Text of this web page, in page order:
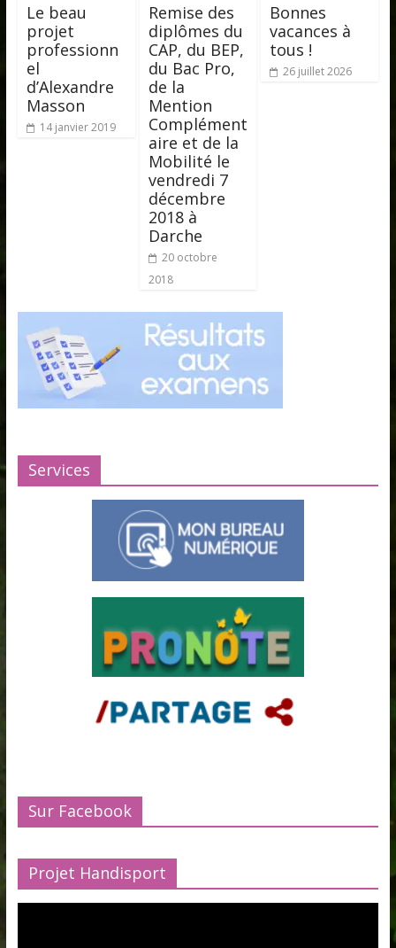
Le beau
projet
professionn
el
d’Alexandre
Masson
14 janvier 2019
Remise des
diplômes du
CAP, du BEP,
du Bac Pro,
de la
Mention
Complément
aire et de la
Mobilité le
vendredi 7
décembre
2018 à
Darche
20 octobre
2018
Bonnes
vacances à
tous !
26 juillet 2026
Services
Sur Facebook
Projet Handisport